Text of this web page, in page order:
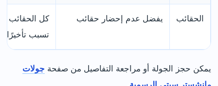
الحقائب يفضل عدم إحضار حقائب
كل الحقائب
تسبب تأخيرًا.
يمكن حجز الجولة أو مراجعة التفاصيل من صفحة جولات